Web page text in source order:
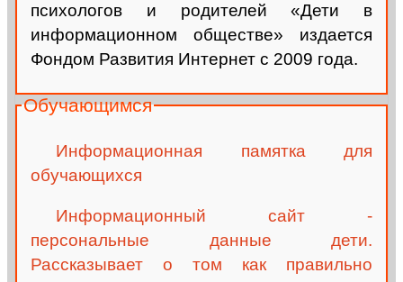
психологов и родителей «Дети в
информационном обществе» издается
Фондом Развития Интернет с 2009 года.
Обучающимся
Информационная памятка для
обучающихся
Информационный сайт -
персональные данные дети.
Рассказывает о том как правильно